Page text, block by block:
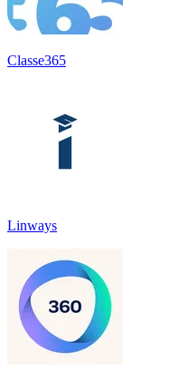
Classe365
Linways